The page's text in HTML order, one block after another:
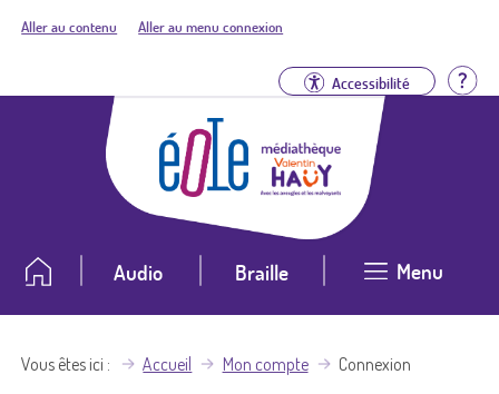
Aller au contenu Aller au menu connexion
Accessibilité
Audio Braille Menu
Vous êtes ici Accueil Mon compte Connexion